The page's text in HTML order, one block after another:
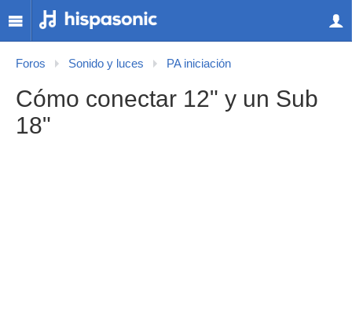
Foros Sonido y luces PA iniciación
Cómo conectar 12" y un Sub
18"